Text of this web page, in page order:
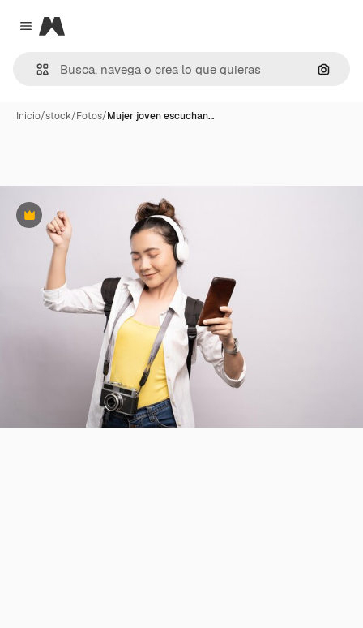
Close menu
Magnific
Inicio/stock/Fotos/Mujer joven escuchan…
Premium